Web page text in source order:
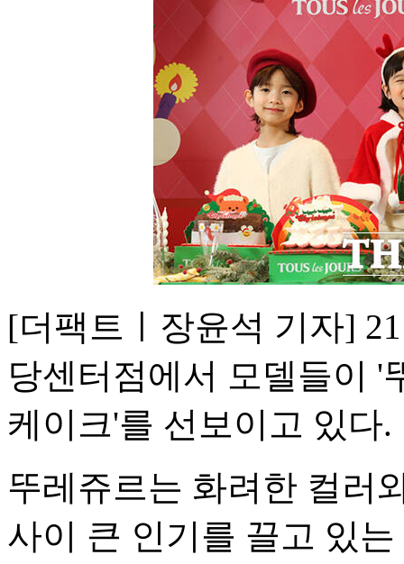
[더팩트ㅣ장윤석 기자]
당센터점에서 모델들이 '
케이크'를 선보이고 있다.
뚜레쥬르는 화려한 컬러
사이 큰 인기를 끌고 있